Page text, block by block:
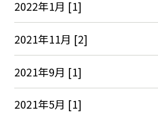
2022年1月 [1]
2021年11月 [2]
2021年9月 [1]
2021年5月 [1]